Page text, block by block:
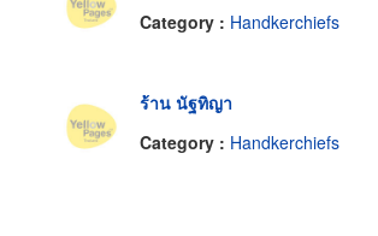
Category : Handkerchiefs
ร้าน นัฐทิญา
Category : Handkerchiefs